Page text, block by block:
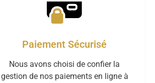
Paiement Sécurisé
Nous avons choisi de confier la
gestion de nos paiements en ligne à